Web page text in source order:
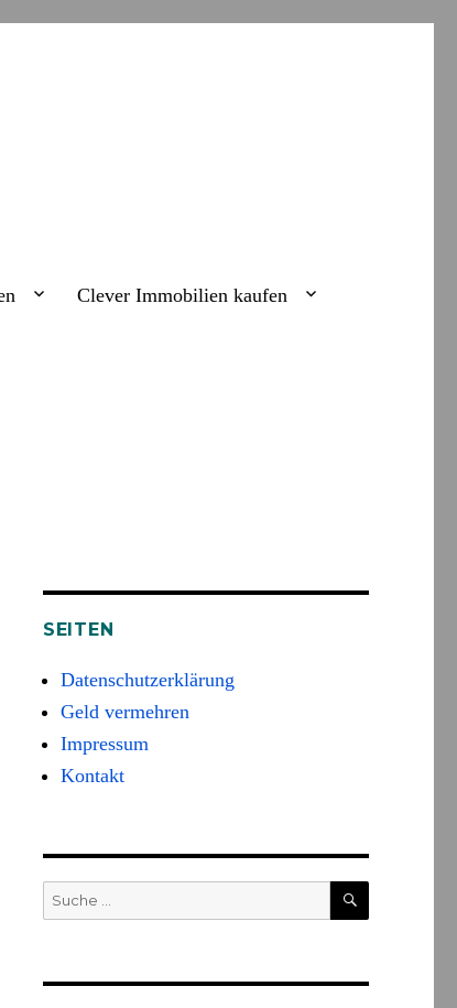
Clever Immobilien kaufen
SEITEN
Datenschutzerklärung
Geld vermehren
Impressum
Kontakt
Suche
nach:
SUCHE